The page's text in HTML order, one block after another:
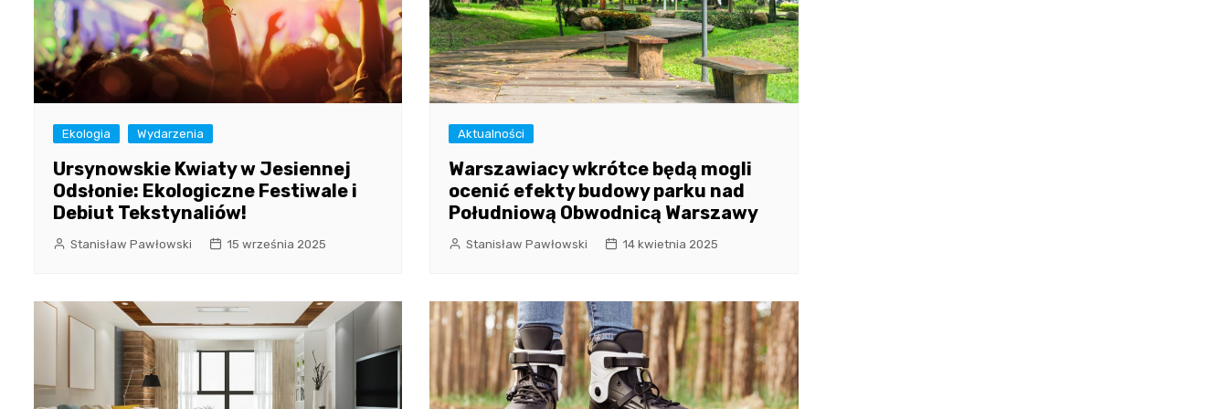
Ekologia Wydarzenia
Ursynowskie Kwiaty w Jesiennej
Odsłonie: Ekologiczne Festiwale i
Debiut Tekstynaliów!
Stanisław Pawłowski 15 września 2025
Aktualności
Warszawiacy wkrótce będą mogli
ocenić efekty budowy parku nad
Południową Obwodnicą Warszawy
Stanisław Pawłowski 14 kwietnia 2025